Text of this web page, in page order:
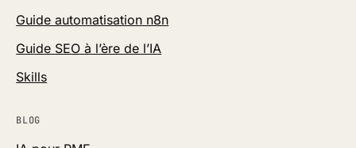
Guide automatisation n8n
Guide SEO à l’ère de l’IA
Skills
BLOG